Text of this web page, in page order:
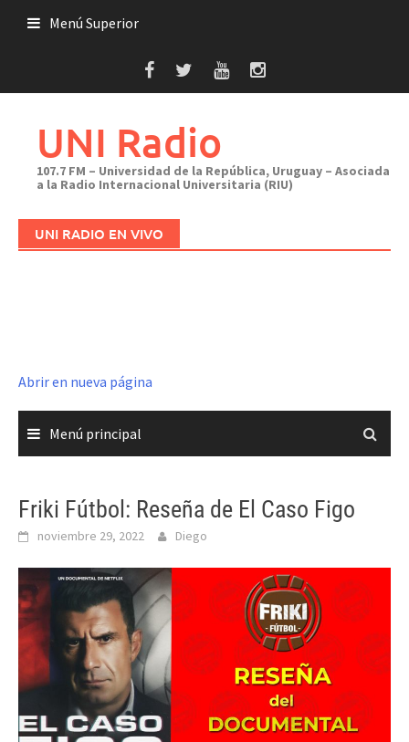
Menú Superior
UNI Radio
107.7 FM – Universidad de la República, Uruguay – Asociada
a la Radio Internacional Universitaria (RIU)
UNI RADIO EN VIVO
Abrir en nueva página
Menú principal
Friki Fútbol: Reseña de El Caso Figo
noviembre 29, 2022 Diego